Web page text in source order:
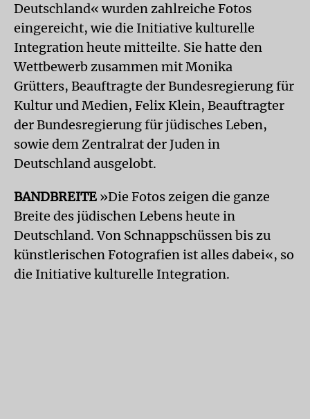
Deutschland« wurden zahlreiche Fotos
eingereicht, wie die Initiative kulturelle
Integration heute mitteilte. Sie hatte den
Wettbewerb zusammen mit Monika
Grütters, Beauftragte der Bundesregierung für
Kultur und Medien, Felix Klein, Beauftragter
der Bundesregierung für jüdisches Leben,
sowie dem Zentralrat der Juden in
Deutschland ausgelobt.
BANDBREITE »Die Fotos zeigen die ganze
Breite des jüdischen Lebens heute in
Deutschland. Von Schnappschüssen bis zu
künstlerischen Fotografien ist alles dabei«, so
die Initiative kulturelle Integration.